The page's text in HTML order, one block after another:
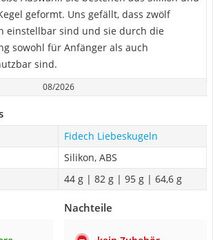
geformt. Uns gefällt, dass zwölf
einstellbar sind und sie durch die
sowohl für Anfänger als auch
sind.
08/2026
Fidech Liebeskugeln
Silikon, ABS
44 g | 82 g | 95 g | 64,6 g
Nachteile